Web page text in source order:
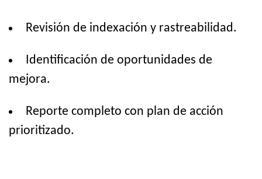
Revisión de indexación y rastreabilidad.
Identificación de oportunidades de
mejora.
Reporte completo con plan de acción
prioritizado.